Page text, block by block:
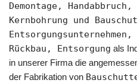
Demontage,
Kernbohrung und
Rückbau, Entsorgung als
in unserer Firma die
der Fabrikation von